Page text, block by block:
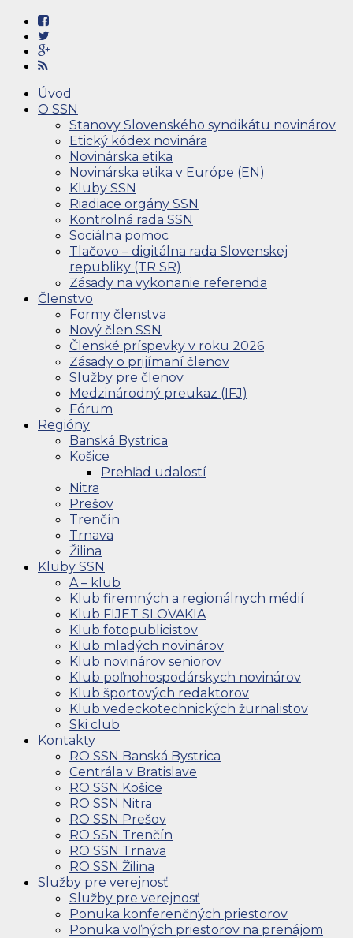
Úvod
O SSN
Stanovy Slovenského syndikátu novinárov
Etický kódex novinára
Novinárska etika
Novinárska etika v Európe (EN)
Kluby SSN
Riadiace orgány SSN
Kontrolná rada SSN
Sociálna pomoc
Tlačovo – digitálna rada Slovenskej
republiky (TR SR)
Zásady na vykonanie referenda
Členstvo
Formy členstva
Nový člen SSN
Členské príspevky v roku 2026
Zásady o prijímaní členov
Služby pre členov
Medzinárodný preukaz (IFJ)
Fórum
Regióny
Banská Bystrica
Košice
Prehľad udalostí
Nitra
Prešov
Trenčín
Trnava
Žilina
Kluby SSN
A – klub
Klub firemných a regionálnych médií
Klub FIJET SLOVAKIA
Klub fotopublicistov
Klub mladých novinárov
Klub novinárov seniorov
Klub poľnohospodárskych novinárov
Klub športových redaktorov
Klub vedeckotechnických žurnalistov
Ski club
Kontakty
RO SSN Banská Bystrica
Centrála v Bratislave
RO SSN Košice
RO SSN Nitra
RO SSN Prešov
RO SSN Trenčín
RO SSN Trnava
RO SSN Žilina
Služby pre verejnosť
Služby pre verejnosť
Ponuka konferenčných priestorov
Ponuka voľných priestorov na prenájom